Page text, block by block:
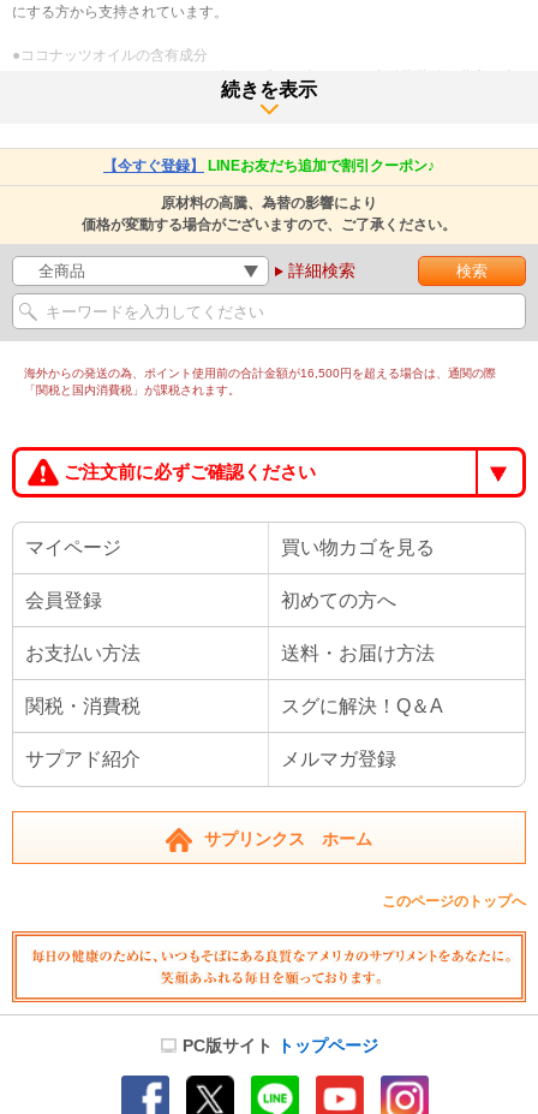
にする方から支持されています。
●ココナッツオイルの含有成分
ココナッツオイルにはラウリン酸、カプリン酸といった中鎖脂肪酸が豊富に含
まれています。なかでもラウリン酸は抗菌作用が強いためウイルスなどから体
を守り、体調をキープしてくれます。ほかにも、ココナッツオイルにはビタミ
●熱に弱いココナッツオイル…サプリメントでの摂取が便利
その栄養価の高さから是非とも加熱調理に使いたくなるココナッツオイルです
が、熱に弱いという特徴も持っています。そこでおすすめの摂取方法が、ココ
成分またはココナッツオイルそのものが詰まったカプセルを水と一緒に飲むだ
けで、必要成分を身体に取り込めます。ココナッツオイルのサプリメントは多
≪ココナッツオイルの摂取方法≫
ココナッツオイルのサプリメントを飲む量は、ソフトジェルタイプなら1日4～
8粒程度が目安とされています（商品によって、推奨される摂取量は異なりま
す）。
ココナッツオイルのサプリメントを飲むタイミングは、ソフトジェルタイプな
ら食事と同じタイミングがおすすめです。オイルタイプの場合は、調理油とし
て毎日の料理にご活用いただけます。
執筆：臨床栄養協会認定サプリメントアドバイザー 長谷川貴志
購入可能商品を優先する
(14件)
【プレゼント対象】オーガニック エキストラバ
ズウェイ
448g（16oz） ※約32回分
ッツオイル
2,410円
【プレゼント対象】エキストラバージン ココナ
ッツオイル（MCTオイル含有） 1000mg
Coconuts Oil 120粒 Source Naturals ソース
ナチュラルズ
続きを表示
【今すぐ登録】 LINEお友だち追加で割引クーポン♪
原材料の高騰、為替の影響により
価格が変動する場合がございますので、ご了承ください。
詳細検索
海外からの発送の為、ポイント使用前の合計金額が16,500円を超える場合は、通関の際
「関税と国内消費税」が課税されます。
ご注文前に必ずご確認ください
マイページ 買い物カゴを見る
会員登録 初めての方へ
お支払い方法 送料・お届け方法
関税・消費税 スグに解決！Q＆A
サプアド紹介 メルマガ登録
サプリンクス ホーム
このページのトップへ
PC版サイト トップページ